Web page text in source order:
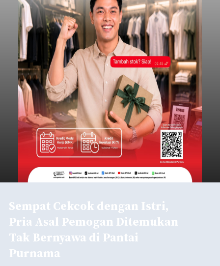
Sempat Cekcok dengan Istri,
Pria Asal Pemogan Ditemukan
Tak Bernyawa di Pantai
Purnama